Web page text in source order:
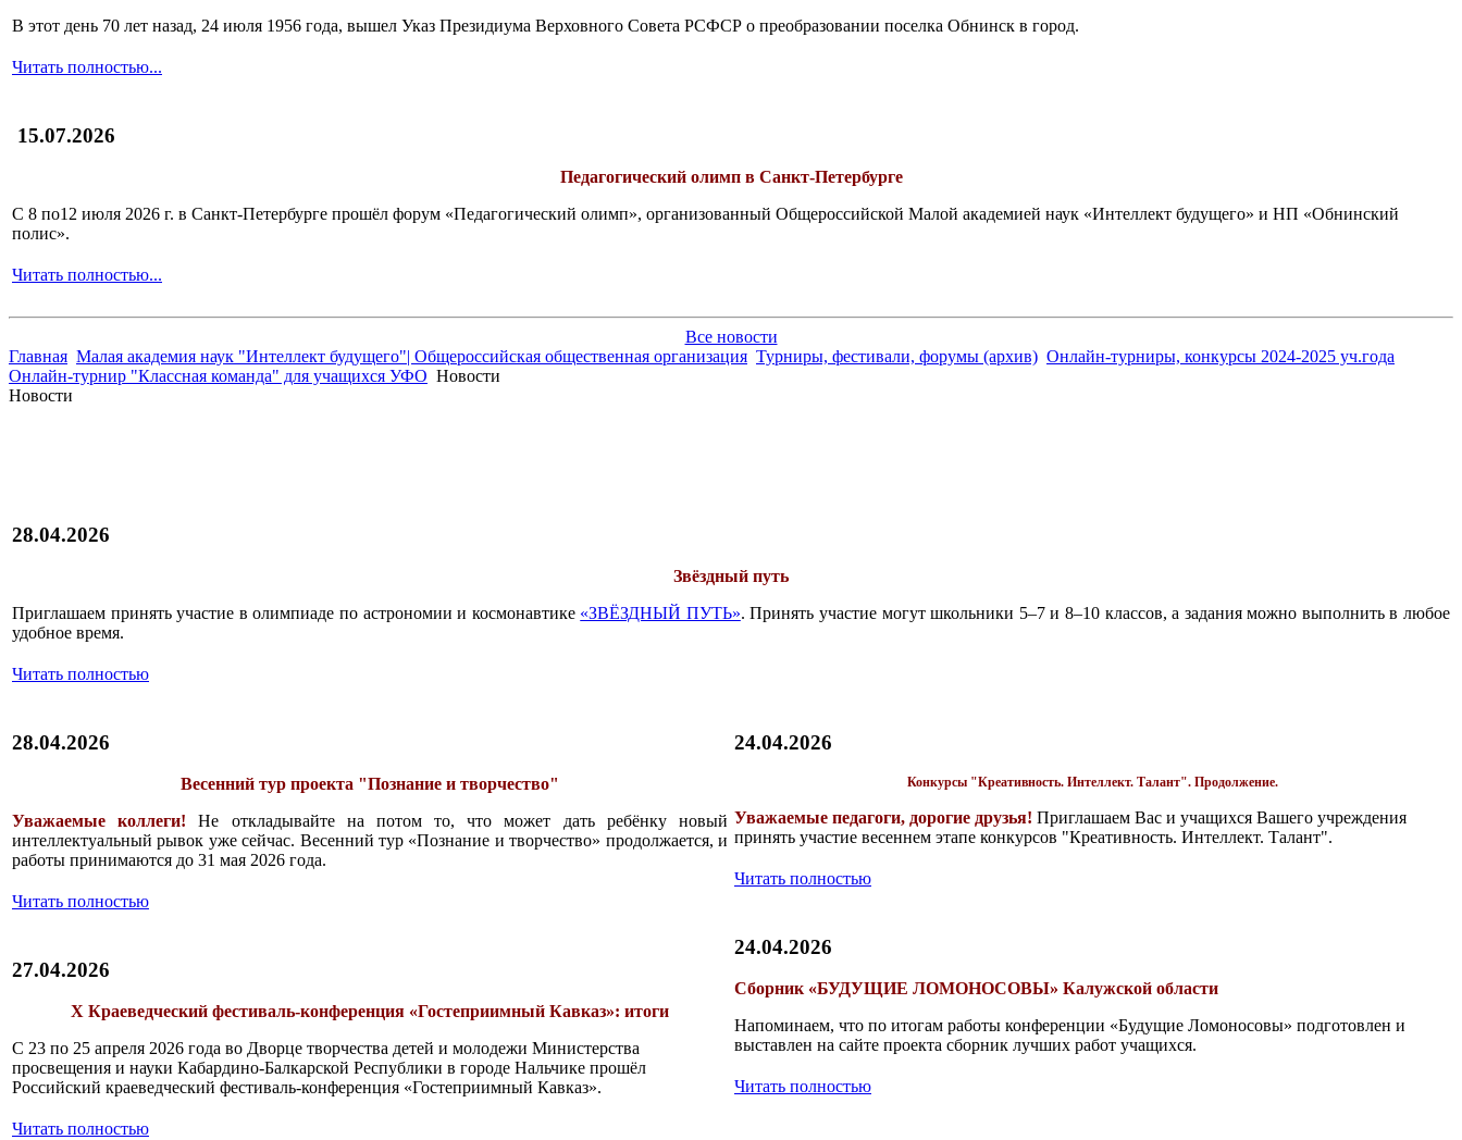
В этот день 70 лет назад, 24 июля 1956 года, вышел Указ Президиума Верховного Совета РСФСР о преобразовании поселка Обнинск в город.
Читать полностью...
15.07.2026
Педагогический олимп в Санкт-Петербурге
С 8 по12 июля 2026 г. в Санкт-Петербурге прошёл форум «Педагогический олимп», организованный Общероссийской Малой академией наук «Интеллект будущего» и НП «Обнинский
полис».
Читать полностью...
Все новости
Главная Малая академия наук "Интеллект будущего"| Общероссийская общественная организация Турниры, фестивали, форумы (архив) Онлайн-турниры, конкурсы 2024-2025 уч.года
Онлайн-турнир "Классная команда" для учащихся УФО Новости
Новости
28.04.2026
Звёздный путь
Приглашаем принять участие в олимпиаде по астрономии и космонавтике «ЗВЁЗДНЫЙ ПУТЬ». Принять участие могут школьники 5–7 и 8–10 классов, а задания можно выполнить в любое
удобное время.
Читать полностью
28.04.2026
Весенний тур проекта "Познание и творчество"
Уважаемые коллеги!Не откладывайте на потом то, что может дать ребёнку новый
интеллектуальный рывок уже сейчас. Весенний тур «Познание и творчество» продолжается, и
работы принимаются до 31 мая 2026 года.
Читать полностью
27.04.2026
X Краеведческий фестиваль-конференция «Гостеприимный Кавказ»: итоги
С 23 по 25 апреля 2026 года во Дворце творчества детей и молодежи Министерства
просвещения и науки Кабардино-Балкарской Республики в городе Нальчике прошёл
Российский краеведческий фестиваль-конференция «Гостеприимный Кавказ».
Читать полностью
24.04.2026
Конкурсы "Креативность. Интеллект. Талант". Продолжение.
Уважаемые педагоги, дорогие друзья! Приглашаем Вас и учащихся Вашего учреждения
принять участие весеннем этапе конкурсов "Креативность. Интеллект. Талант".
Читать полностью
24.04.2026
Сборник «БУДУЩИЕ ЛОМОНОСОВЫ» Калужской области
Напоминаем, что по итогам работы конференции «Будущие Ломоносовы» подготовлен и
выставлен на сайте проекта сборник лучших работ учащихся.
Читать полностью